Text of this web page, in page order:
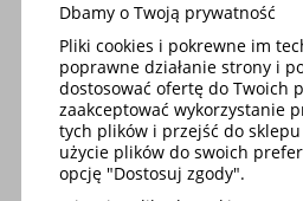
DOSTAWA
MOJE KONTO
O FIRMIE
Dbamy o Twoją prywatność
Pliki cookies i pokrewne im
poprawne działanie strony i
dostosować ofertę do Twoich
zaakceptować wykorzystanie
tych plików i przejść do
użycie plików do swoich
opcję "Dostosuj zgody".